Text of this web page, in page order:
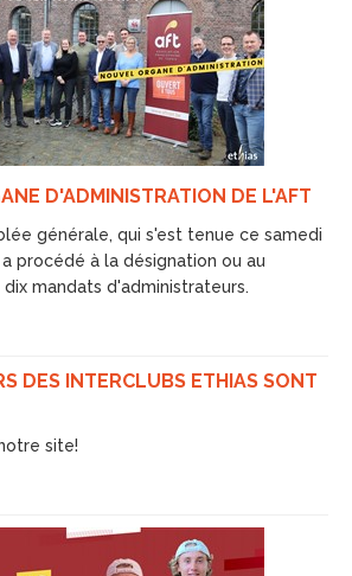
D'ADMINISTRATION DE L'AFT
générale, qui s'est tenue ce samedi
procédé à la désignation ou au
mandats d'administrateurs.
DES INTERCLUBS ETHIAS SONT
site!